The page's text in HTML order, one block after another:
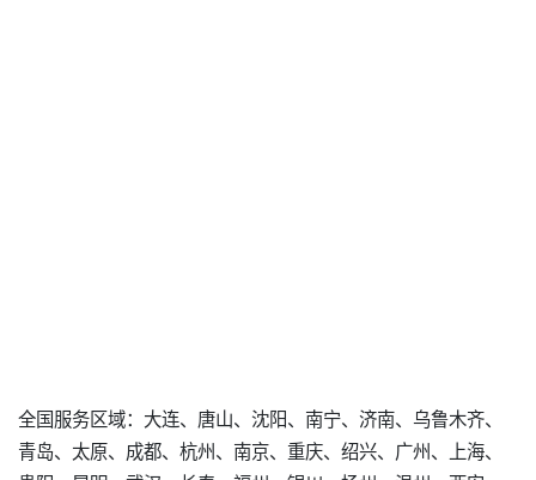
全国服务区域：大连、唐山、沈阳、南宁、济南、乌鲁木齐、
青岛、太原、成都、杭州、南京、重庆、绍兴、广州、上海、